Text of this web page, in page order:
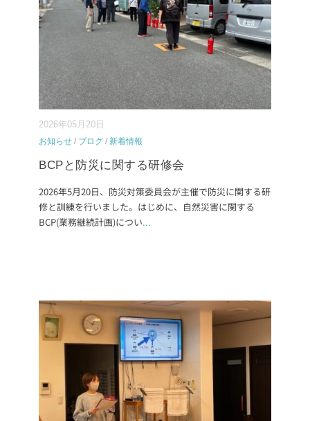
2026年05月20日
お知らせ / ブログ / 新着情報
BCPと防災に関する研修会
2026年5月20日、防災対策委員会が主催で防災に関する研
修と訓練を行いました。はじめに、自然災害に関する
BCP(業務継続計画)につい...